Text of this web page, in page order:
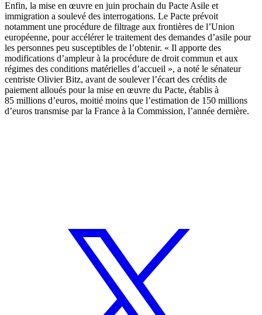
Enfin, la mise en œuvre en juin prochain du Pacte Asile et
immigration a soulevé des interrogations. Le Pacte prévoit
notamment une procédure de filtrage aux frontières de l’Union
européenne, pour accélérer le traitement des demandes d’asile pour
les personnes peu susceptibles de l’obtenir. « Il apporte des
modifications d’ampleur à la procédure de droit commun et aux
régimes des conditions matérielles d’accueil », a noté le sénateur
centriste Olivier Bitz, avant de soulever l’écart des crédits de
paiement alloués pour la mise en œuvre du Pacte, établis à
85 millions d’euros, moitié moins que l’estimation de 150 millions
d’euros transmise par la France à la Commission, l’année dernière.